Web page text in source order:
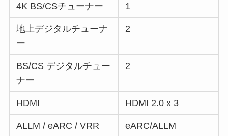
4K BS/CSチューナー 1
地上デジタルチューナ
ー
2
BS/CS デジタルチュー
ナー
2
HDMI HDMI 2.0 x 3
ALLM / eARC / VRR eARC/ALLM